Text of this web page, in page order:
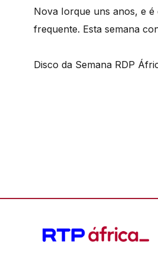
Nova Iorque uns anos, e é
frequente. Esta semana
Disco da Semana RDP